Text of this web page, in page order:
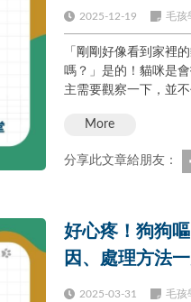
2025-12-19 毛孩
「剛剛好像看到家裡
嗎？」是的！貓咪是
主需要觀察一下，並
More
分享此文章給朋友：
好心疼！狗狗
因、處理方法一
2025-03-31 毛孩